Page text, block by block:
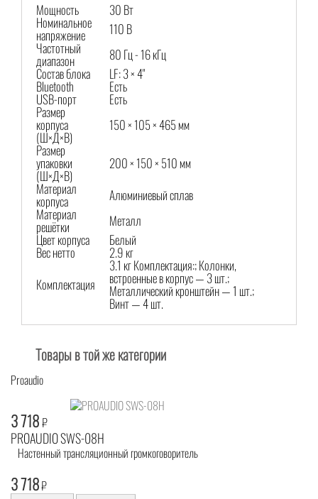
Мощность 30 Вт
Номинальное
напряжение
110 В
Частотный
диапазон
80 Гц - 16 кГц
Состав блока
LF: 3 × 4"
Bluetooth Есть
USB-порт Есть
Размер
корпуса
(Ш×Д×В)
150 × 105 × 465 мм
Размер
упаковки
(Ш×Д×В)
200 × 150 × 510 мм
Материал
корпуса
Алюминиевый сплав
Материал
решётки
Металл
Цвет корпуса
Белый
Вес нетто
2.9 кг
Комплектация
3.1 кг Комплектация:; Колонки,
встроенные в корпус — 3 шт.;
Металлический кронштейн — 1 шт.;
Винт — 4 шт.
Товары в той же категории
Proaudio
3 718₽
PROAUDIO SWS-08H
Настенный трансляционный громкоговоритель
3 718₽